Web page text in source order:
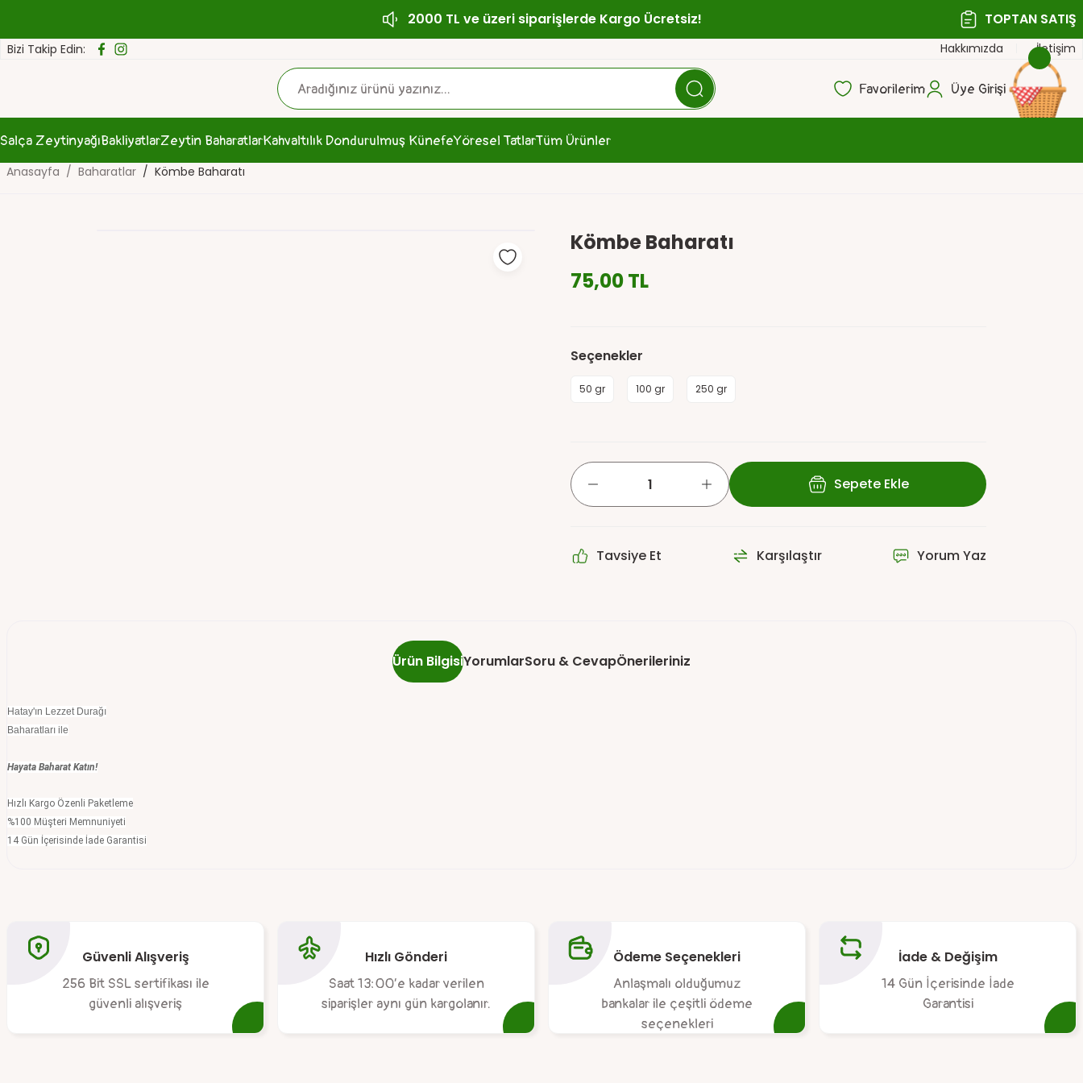
2000 TL ve üzeri siparişlerde Kargo Ücretsiz! TOPTAN SATIŞ
Bizi Takip Edin: Hakkımızda İletişim
Favorilerim Üye Girişi
SalçaZeytinyağıBakliyatlarZeytin BaharatlarKahvaltılıkDondurulmuş KünefeYöresel TatlarTüm Ürünler
Anasayfa Baharatlar Kömbe Baharatı
Kömbe Baharatı
75,00 TL
Seçenekler
50 gr 100 gr 250 gr
Sepete Ekle
Tavsiye Et Karşılaştır Yorum Yaz
Ürün BilgisiYorumlarSoru & CevapÖnerileriniz
Hatay'ın Lezzet Durağı
Baharatları ile
Hayata Baharat Katın!
Hızlı Kargo Özenli Paketleme
%100 Müşteri Memnuniyeti
14 Gün İçerisinde İade Garantisi
Ürün resmi kalitesiz, bozuk veya görüntülenemiyor.
Ürün açıklamasında eksik bilgiler bulunuyor.
Ürün bilgilerinde hatalar bulunuyor.
Güvenli Alışveriş
256 Bit SSL sertifikası ile
güvenli alışveriş
Hızlı Gönderi
Saat 13:00’e kadar verilen
siparişler aynı gün kargolanır.
Ödeme Seçenekleri
Anlaşmalı olduğumuz
bankalar ile çeşitli ödeme
seçenekleri
İade & Değişim
14 Gün İçerisinde İade
Garantisi